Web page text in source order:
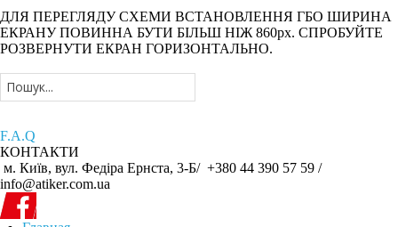
ДЛЯ ПЕРЕГЛЯДУ СХЕМИ ВСТАНОВЛЕННЯ ГБО ШИРИНА
ЕКРАНУ ПОВИННА БУТИ БІЛЬШ НІЖ 860рх. СПРОБУЙТЕ
РОЗВЕРНУТИ ЕКРАН ГОРИЗОНТАЛЬНО.
F.A.Q
КОНТАКТИ
м. Київ, вул. Федіра Ернста, 3-Б/ +380 44 390 57 59 /
info@atiker.com.ua